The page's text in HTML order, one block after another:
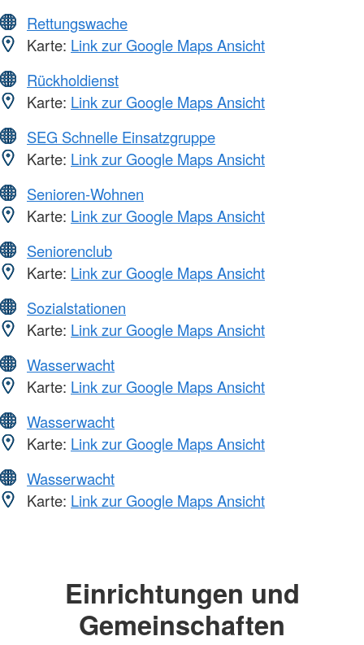
Rettungswache
Karte: Link zur Google Maps Ansicht
Rückholdienst
Karte: Link zur Google Maps Ansicht
SEG Schnelle Einsatzgruppe
Karte: Link zur Google Maps Ansicht
Senioren-Wohnen
Karte: Link zur Google Maps Ansicht
Seniorenclub
Karte: Link zur Google Maps Ansicht
Sozialstationen
Karte: Link zur Google Maps Ansicht
Wasserwacht
Karte: Link zur Google Maps Ansicht
Wasserwacht
Karte: Link zur Google Maps Ansicht
Wasserwacht
Karte: Link zur Google Maps Ansicht
Einrichtungen und
Gemeinschaften